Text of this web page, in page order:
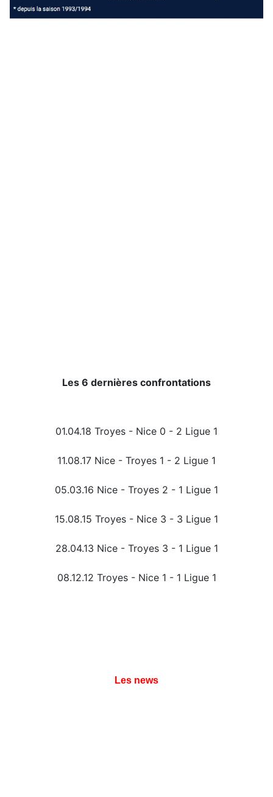
Les 6 dernières confrontations
01.04.18 Troyes - Nice 0 - 2 Ligue 1
11.08.17 Nice - Troyes 1 - 2 Ligue 1
05.03.16 Nice - Troyes 2 - 1 Ligue 1
15.08.15 Troyes - Nice 3 - 3 Ligue 1
28.04.13 Nice - Troyes 3 - 1 Ligue 1
08.12.12 Troyes - Nice 1 - 1 Ligue 1
Les news